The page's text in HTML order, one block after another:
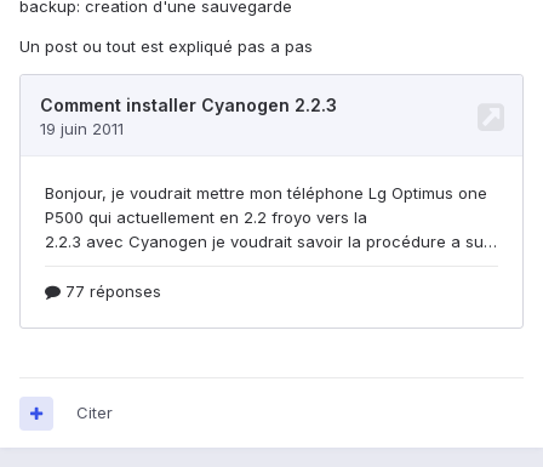
backup: creation d'une sauvegarde
Un post ou tout est expliqué pas a pas
Citer